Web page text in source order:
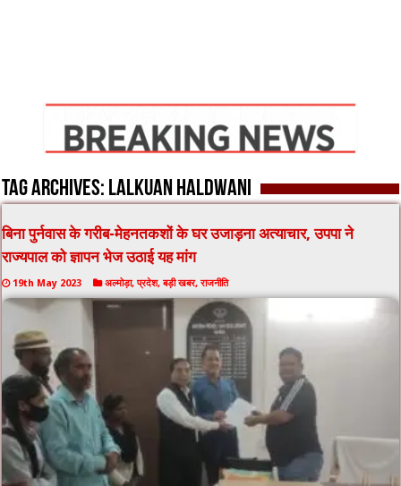
Tag Archives: lalkuan haldwani
बिना पुर्नवास के गरीब-मेहनतकशों के घर उजाड़ना अत्याचार, उपपा ने
राज्यपाल को ज्ञापन भेज उठाई यह मांग
19th May 2023 अल्मोड़ा,प्रदेश,बड़ी खबर,राजनीति